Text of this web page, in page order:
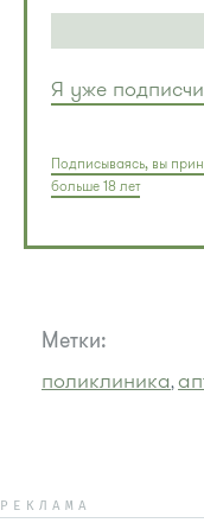
Я уже
Подписываясь, вы
больше 18 лет
Метки:
поликлиника,
РЕКЛАМА